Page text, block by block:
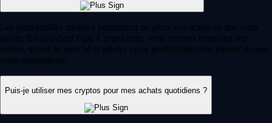
Les portefeuilles mobiles permettent de gérer vos actifs où que vous
soyez. En installant l'app Crypto.com, vous pouvez consulter vos
soldes, suivre le marché et piloter votre portefeuille directement depuis
votre smartphone.
Puis-je utiliser mes cryptos pour mes achats quotidiens ?